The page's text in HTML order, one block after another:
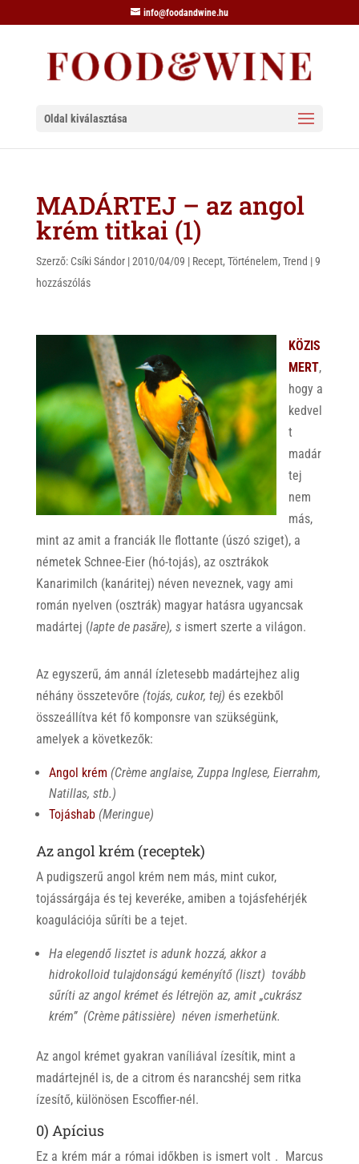
info@foodandwine.hu
Oldal kiválasztása
MADÁRTEJ – az angol
krém titkai (1)
Szerző: Csíki Sándor|2010/04/09 | Recept, Történelem, Trend |9
hozzászólás
KÖZIS
MERT,
hogy a
kedvel
t
madár
tej
nem
más,
mint az amit a franciák Ile flottante (úszó sziget), a
németek Schnee-Eier (hó-tojás), az osztrákok
Kanarimilch (kanáritej) néven neveznek, vagy ami
román nyelven (osztrák) magyar hatásra ugyancsak
madártej (lapte de pasăre), s ismert szerte a világon.
Az egyszerű, ám annál ízletesebb madártejhez alig
néhány összetevőre (tojás, cukor, tej) és ezekből
összeállítva két fő komponsre van szükségünk,
amelyek a következők:
Angol krém (Crème anglaise, Zuppa Inglese, Eierrahm,
Natillas, stb.)
Tojáshab (Meringue)
Az angol krém (receptek)
A pudigszerű angol krém nem más, mint cukor,
tojássárgája és tej keveréke, amiben a tojásfehérjék
koagulációja sűríti be a tejet.
Ha elegendő lisztet is adunk hozzá, akkor a
hidrokolloid tulajdonságú keményítő (liszt) tovább
sűríti az angol krémet és létrejön az, amit „cukrász
krém” (Crème pâtissière) néven ismerhetünk.
Az angol krémet gyakran vaníliával ízesítik, mint a
madártejnél is, de a citrom és narancshéj sem ritka
ízesítő, különösen Escoffier-nél.
0) Apícius
Ez a krém már a római időkben is ismert volt . Marcus